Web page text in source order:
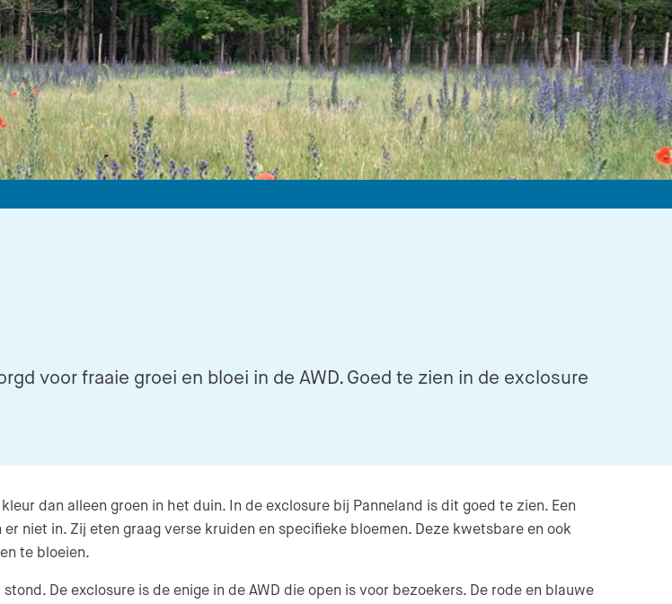
voor fraaie groei en bloei in de AWD. Goed te zien in de exclosure
dan alleen groen in het duin. In de exclosure bij Panneland is dit goed te zien. Een
niet in. Zij eten graag verse kruiden en specifieke bloemen. Deze kwetsbare en ook
te bloeien.
De exclosure is de enige in de AWD die open is voor bezoekers. De rode en blauwe